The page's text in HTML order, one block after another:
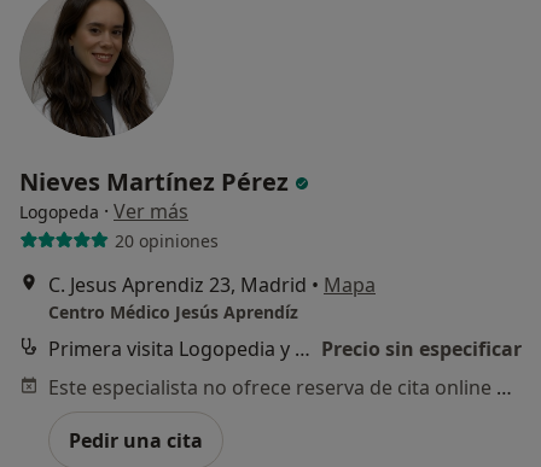
Nieves Martínez Pérez
Logopeda · Ver más
20 opiniones
C. Jesus Aprendiz 23, Madrid • Mapa
Centro Médico Jesús Aprendíz
Primera visita Logopedia y Logofoniatría Precio sin especificar
Este especialista no ofrece reserva de cita online en esta dirección.
Pedir una cita